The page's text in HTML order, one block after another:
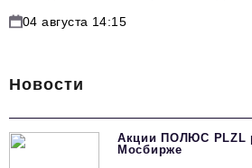
04 августа 14:15
Новости
Акции ПОЛЮС PLZL
Мосбирже